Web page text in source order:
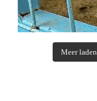
Meer laden